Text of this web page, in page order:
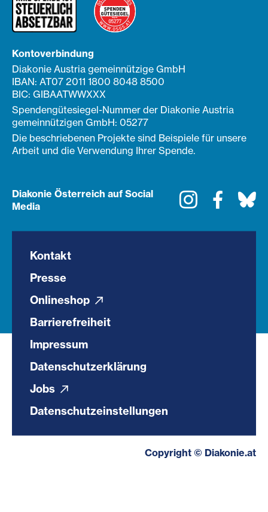
Kontoverbindung
Diakonie Austria gemeinnützige GmbH
IBAN: AT07 2011 1800 8048 8500
BIC: GIBAATWWXXX
Spendengütesiegel-Nummer der Diakonie Austria
gemeinnützigen GmbH: 05277
Die beschriebenen Projekte sind Beispiele für unsere
Arbeit und die Verwendung Ihrer Spende.
Diakonie Österreich auf Social
Media
Instagram
Kontakt
Presse
Onlineshop
Barrierefreiheit
Impressum
Datenschutzerklärung
Jobs
Datenschutzeinstellungen
Copyright © Diakonie.at